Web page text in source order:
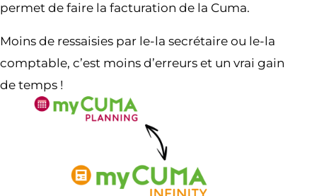
permet de faire la facturation de la Cuma.
Moins de ressaisies par le-la secrétaire ou le-la
comptable, c’est moins d’erreurs et un vrai gain
de temps !